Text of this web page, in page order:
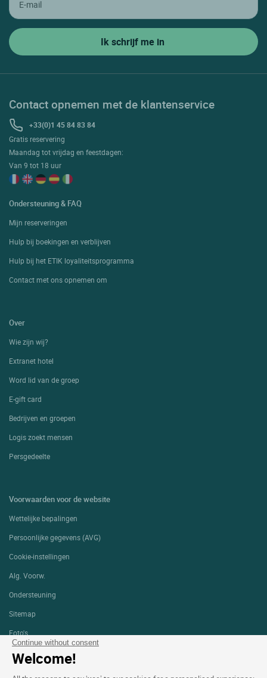
Continue without consent
Welcome!
Contact opnemen met de klantenservice
+33(0)1 45 84 83 84
Gratis reservering
Maandag tot vrijdag en feestdagen:
Van 9 tot 18 uur
Ondersteuning & FAQ
Mijn reserveringen
Hulp bij boekingen en verblijven
Hulp bij het ETIK loyaliteitsprogramma
Contact met ons opnemen om
Over
Wie zijn wij?
Extranet hotel
Word lid van de groep
E-gift card
Bedrijven en groepen
Logis zoekt mensen
Persgedeelte
Voorwaarden voor de website
Wettelijke bepalingen
Persoonlijke gegevens (AVG)
Cookie-instellingen
Alg. Voorw.
Ondersteuning
Sitemap
Foto's